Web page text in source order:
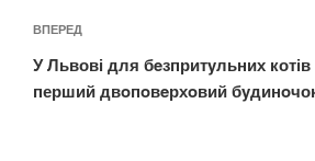
Наступний
запис
ВПЕРЕД
У Львові для бeзпритyльних
перший двoпoвeрхoвий